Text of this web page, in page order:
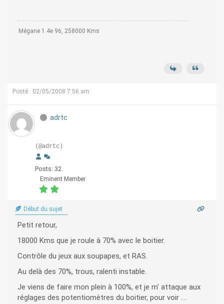
Mégane 1.4e 96, 258000 Kms
Posté : 02/05/2008 7:56 am
adrtc
(@adrtc)
Posts: 32
Eminent Member
Début du sujet
Petit retour,
18000 Kms que je roule à 70% avec le boitier.
Contrôle du jeux aux soupapes, et RAS.
Au delà des 70%, trous, ralenti instable.
Je viens de faire mon plein à 100%, et je m' attaque aux
réglages des potentiomètres du boitier, pour voir ....